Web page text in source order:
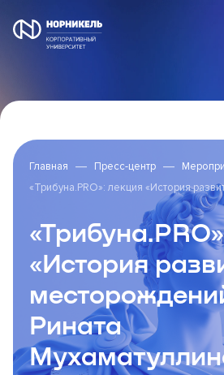
Главная Пресс-центр
«История
Рината